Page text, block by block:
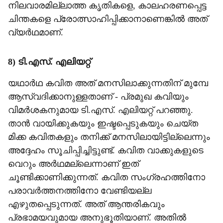
നിലവാരമില്ലാത്ത കൃതികളെ, കാലഹരണപ്പെട്ട
ചിന്തകളെ പ്രോത്സാഹിപ്പിക്കാനാണെങ്കിൽ അത്
വ്യർഥമാണ്.
8) ടി.എസ്. എലിയറ്റ്
യഥാർഥ കവിത അത് മനസിലാക്കുന്നതിന് മുമ്പേ
ആസ്വദിക്കാനുള്ളതാണ് - പ്രമുഖ കവിയും
വിമർശകനുമായ ടി.എസ്. എലിയറ്റ് പറഞ്ഞു.
താൻ വായിക്കുകയും ഇഷ്ടപ്പെടുകയും ചെയ്ത
മിക്ക കവിതകളും തനിക്ക് മനസിലായിട്ടില്ലെന്നും
അദ്ദേഹം സൂചിപ്പിച്ചിട്ടുണ്ട്. കവിത വാക്കുകളുടെ
വെറും അർഥമല്ലെന്നാണ് ഇത്
ചൂണ്ടിക്കാണിക്കുന്നത്. കവിത സംഗ്രഹത്തിനോ
പരാവർത്തനത്തിനോ വേണ്ടിയല്ല
എഴുതപ്പെടുന്നത്. അത് ആന്തരികവും
പ്രഭാമയവുമായ അനുഭൂതിയാണ്. അതിൽ